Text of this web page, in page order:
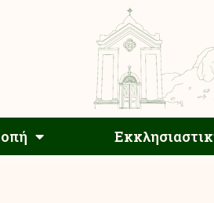
Αρχιεπισκοπή